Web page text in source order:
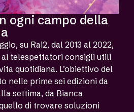
ogni campo della
su Rai2, dal 2013 al 2022,
telespettatori consigli utili
quotidiana. L’obiettivo del
nelle prime sei edizioni da
settima, da Bianca
di trovare soluzioni